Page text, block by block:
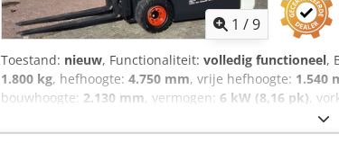
1 /9
Toestand: nieuw, Functionaliteit: volledig functioneel,
1.800 kg, hefhoogte: 4.750 mm, vrije hefhoogte: 1.540
bouwhoogte: 2.130 mm, vermogen: 6 kW (8,16 pk),
,
Elektrische 3-wiel vorkheftruck Zwaartepunt last: 500